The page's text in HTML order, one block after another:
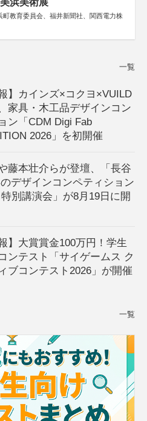
浜美術展
町教育委員会、福井新聞社、関西電力株
一覧
】カインズ×コクヨ×VUILD
家具・木工品デザインコン
ン「CDM Digi Fab
2026」を初開催
藤本壮介らが登壇、「長谷
デザインコンペティション
別講演会」が8月19日に開
】大賞賞金100万円！学生
ンテスト「サイゲームス ク
ブコンテスト2026」が開催
一覧